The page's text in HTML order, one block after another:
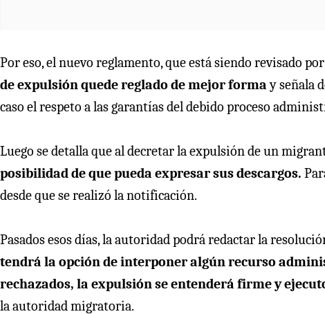
Por eso, el nuevo reglamento, que está siendo revisado
de expulsión quede reglado de mejor formay señala
caso el respeto a las garantías del debido proceso
Luego se detalla que al decretar la expulsión de un
posibilidad de que pueda expresar sus descargos.
desde que se realizó la notificación.
Pasados esos días, la autoridad podrá redactar la
tendrá la opción de interponer algún recurso
rechazados, la expulsión se entenderá firme y
la autoridad migratoria.